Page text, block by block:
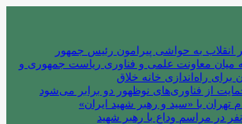
انقلاب به حواشی پیرامون رئیس جمهور
میان معاونت علمی و فناوری ریاست جمهوری و
راه‌اندازی خانه خلاق
از فناوری‌های نوظهور دو برابر می‌شود
تهران با «سید و رهبر شهید ایران»
در مراسم وداع با رهبر شهید